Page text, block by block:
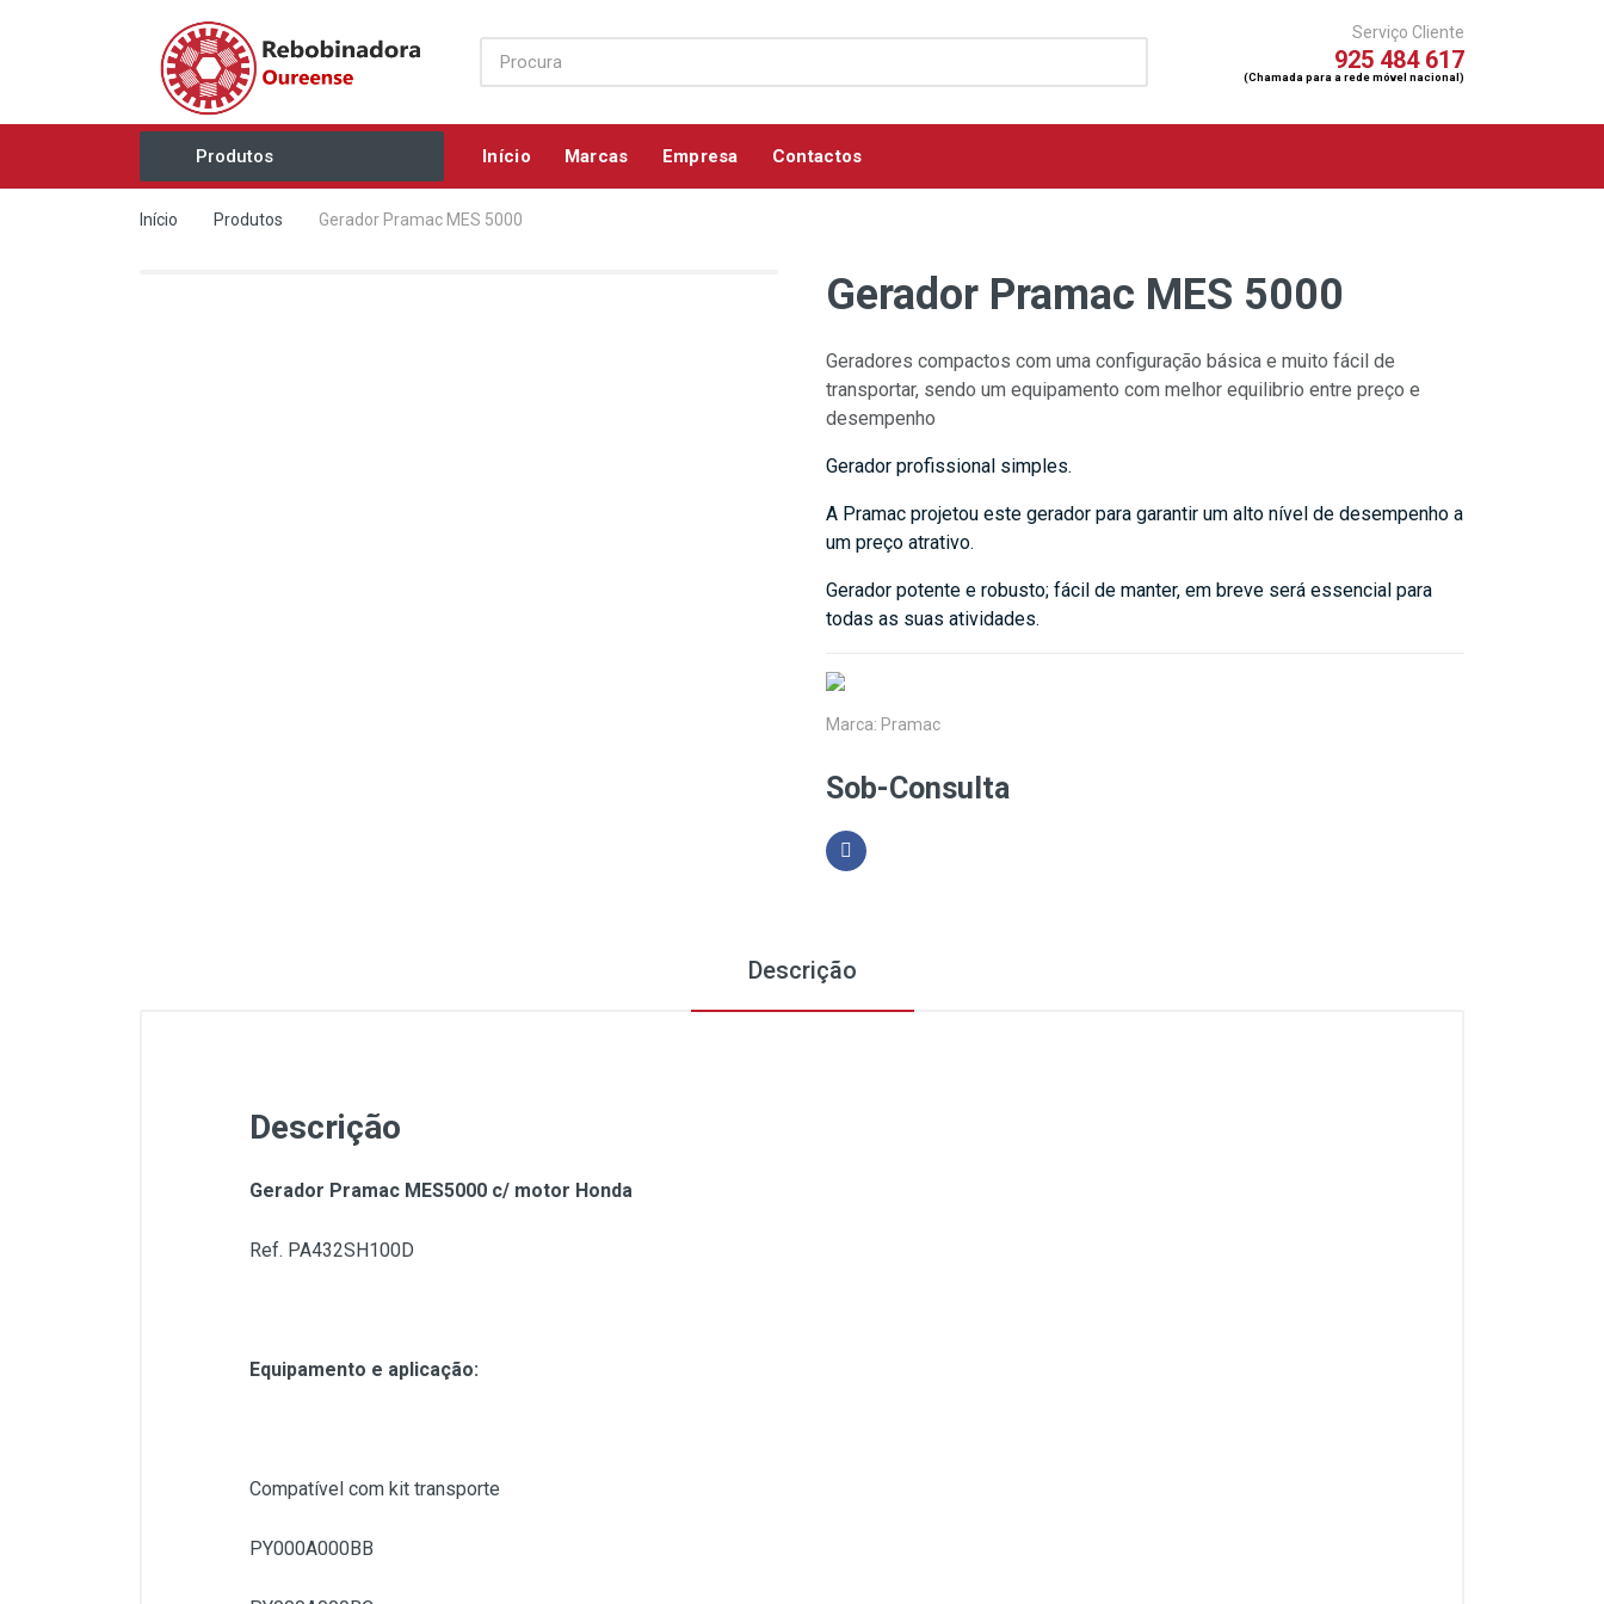
Serviço Cliente
925 484 617
(Chamada para a rede móvel nacional)
Acessórios / Consumíveis
Produtos Início Marcas Empresa Contactos
Início Produtos Gerador Pramac MES 5000
Gerador Pramac MES 5000
Geradores compactos com uma configuração básica e muito fácil de
transportar, sendo um equipamento com melhor equilibrio entre preço e
desempenho
Gerador profissional simples.
A Pramac projetou este gerador para garantir um alto nível de desempenho a
um preço atrativo.
Gerador potente e robusto; fácil de manter, em breve será essencial para
todas as suas atividades.
Marca: Pramac
Sob-Consulta
Descrição
Descrição
Gerador Pramac MES5000 c/ motor Honda
Ref. PA432SH100D
Equipamento e aplicação:
Compatível com kit transporte
PY000A000BB